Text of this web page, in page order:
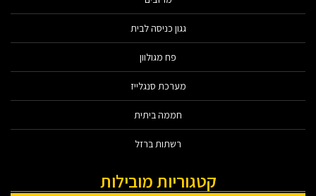
גגון כניסה לבית
פח מגולוון
מערכת סנגלייז
חממה ביתית
רשתות ברזל
קטגוריות מובילות